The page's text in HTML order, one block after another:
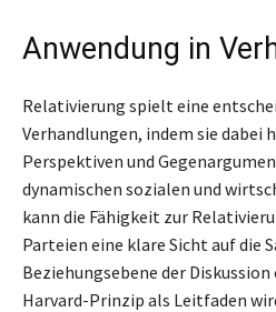
Anwendung in
Relativierung spielt eine
Verhandlungen, indem sie dabei
Perspektiven und
dynamischen sozialen und
kann die Fähigkeit zur
Parteien eine klare Sicht auf die
Beziehungsebene der
Harvard-Prinzip als Leitfaden